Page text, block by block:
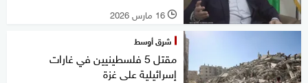
l 16 مارس 2026
شرق أوسط
مقتل 5 فلسطينيين في غارات
إسرائيلية على غزة